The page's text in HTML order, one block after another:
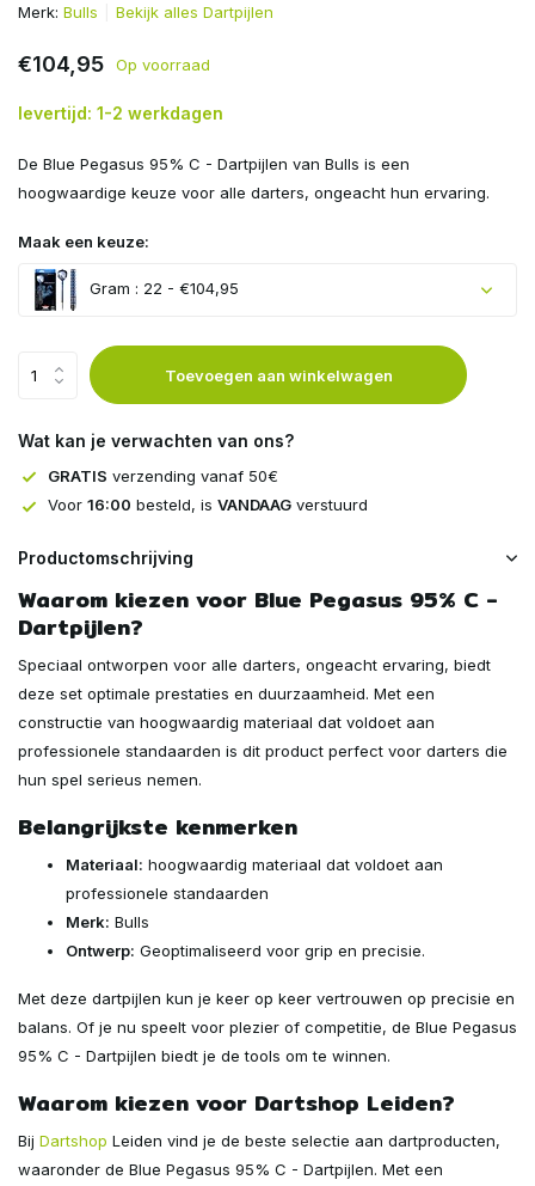
Merk: Bulls Bekijk alles Dartpijlen
€104,95 Op voorraad
levertijd: 1-2 werkdagen
De Blue Pegasus 95% C - Dartpijlen van Bulls is een
hoogwaardige keuze voor alle darters, ongeacht hun ervaring.
Maak een keuze:
Gram : 22 - €104,95
Toevoegen aan winkelwagen
Wat kan je verwachten van ons?
GRATIS verzending vanaf 50€
Voor 16:00 besteld, is VANDAAG verstuurd
Productomschrijving
Waarom kiezen voor Blue Pegasus 95% C -
Dartpijlen?
Speciaal ontworpen voor alle darters, ongeacht ervaring, biedt
deze set optimale prestaties en duurzaamheid. Met een
constructie van hoogwaardig materiaal dat voldoet aan
professionele standaarden is dit product perfect voor darters die
hun spel serieus nemen.
Belangrijkste kenmerken
Materiaal: hoogwaardig materiaal dat voldoet aan
professionele standaarden
Merk: Bulls
Ontwerp: Geoptimaliseerd voor grip en precisie.
Met deze dartpijlen kun je keer op keer vertrouwen op precisie en
balans. Of je nu speelt voor plezier of competitie, de Blue Pegasus
95% C - Dartpijlen biedt je de tools om te winnen.
Waarom kiezen voor Dartshop Leiden?
Bij Dartshop Leiden vind je de beste selectie aan dartproducten,
waaronder de Blue Pegasus 95% C - Dartpijlen. Met een